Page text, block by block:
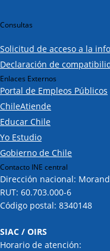
Consultas
Solicitud de acceso a la
Declaración de
Enlaces Externos
Portal de Empleos Públicos
ChileAtiende
Educar Chile
Yo Estudio
Gobierno de Chile
Contacto INE central
Dirección nacional:
RUT: 60.703.000-6
Código postal: 8340148
SIAC / OIRS
Horario de atención: